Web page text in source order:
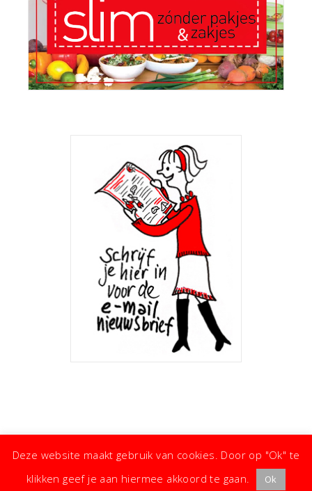
Deze website maakt gebruik van cookies. Door op "Ok" te
klikken geef je aan hiermee akkoord te gaan.
Ok